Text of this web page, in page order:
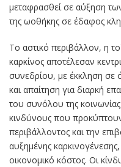
μεταφρασθεί σε αύξηση
της ωοθήκης σε έδαφος
Το αστικό περιβάλλον, η
καρκίνος αποτέλεσαν
συνεδρίου, με έκκληση σε
και απαίτηση για διαρκή
του συνόλου της
κινδύνους που
περιβάλλοντος και την
αυξημένης
οικονομικό κόστος. Οι